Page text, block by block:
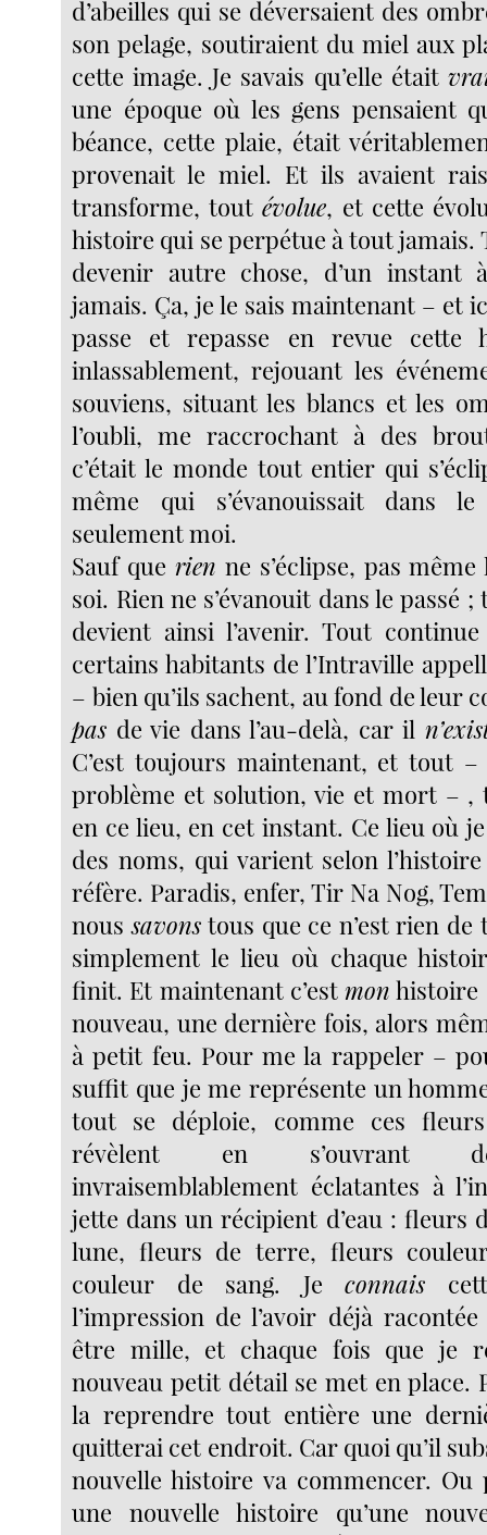
d’abeilles qui se déversaient des
son pelage, soutiraient du miel aux
cette image. Je savais qu’elle était
une époque où les gens pensaient
béance, cette plaie, était
provenait le miel. Et ils avaient
transforme, toutévolue, et cette
histoire qui se perpétue à tout jamais.
devenir autre chose, d’un instant
jamais. Ça, je le sais maintenant – et
passe et repasse en revue cette
inlassablement, rejouant les
souviens, situant les blancs et les
l’oubli, me raccrochant à des
c’était le monde tout entier qui
même qui s’évanouissait dans
seulement moi.
Sauf que rienne s’éclipse, pas
soi. Rien ne s’évanouit dans le passé
devient ainsi l’avenir. Tout
certains habitants de l’Intraville
– bien qu’ils sachent, au fond de leur
pas de vie dans l’au-delà, car il
C’est toujours maintenant, et tout –
problème et solution, vie et mort – ,
en ce lieu, en cet instant. Ce lieu où
des noms, qui varient selon
réfère. Paradis, enfer, Tir Na Nog,
noussavonstous que ce n’est rien de
simplement le lieu où chaque
finit. Et maintenant c’estmon histoire
nouveau, une dernière fois, alors
à petit feu. Pour me la rappeler –
suffit que je me représente un
tout se déploie, comme ces
révèlent en s’ouvrant
invraisemblablement éclatantes à
jette dans un récipient d’eau : fleurs
lune, fleurs de terre, fleurs
couleur de sang. Jeconnais
l’impression de l’avoir déjà
être mille, et chaque fois que je
nouveau petit détail se met en place.
la reprendre tout entière une
quitterai cet endroit. Car quoi qu’il
nouvelle histoire va commencer.
une nouvelle histoire qu’une